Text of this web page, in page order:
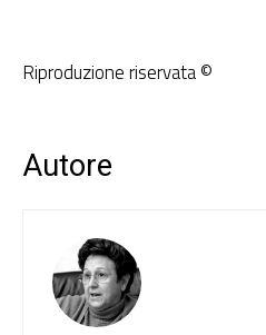
Riproduzione riservata ©
Autore